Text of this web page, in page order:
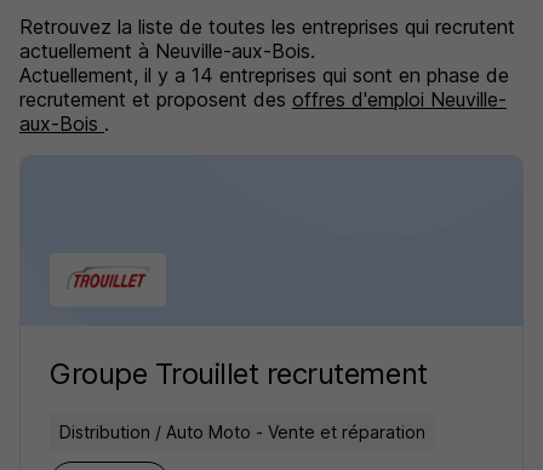
Retrouvez la liste de toutes les entreprises qui recrutent
actuellement à Neuville-aux-Bois.
Actuellement, il y a 14 entreprises qui sont en phase de
recrutement et proposent des offres d'emploi Neuville-
aux-Bois .
Groupe Trouillet recrutement
Distribution / Auto Moto - Vente et réparation